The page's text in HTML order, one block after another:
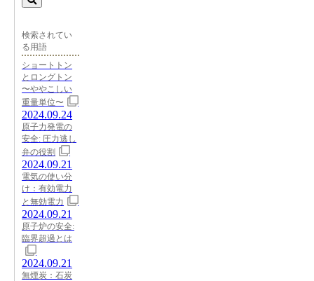
検索されてい
る用語
ショートトン
とロングトン
〜ややこしい
重量単位〜
2024.09.24
原子力発電の
安全: 圧力逃し
弁の役割
2024.09.21
電気の使い分
け：有効電力
と無効電力
2024.09.21
原子炉の安全:
臨界超過とは
2024.09.21
無煙炭：石炭